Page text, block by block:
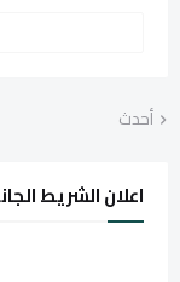
أحدث
اعلان الشريط